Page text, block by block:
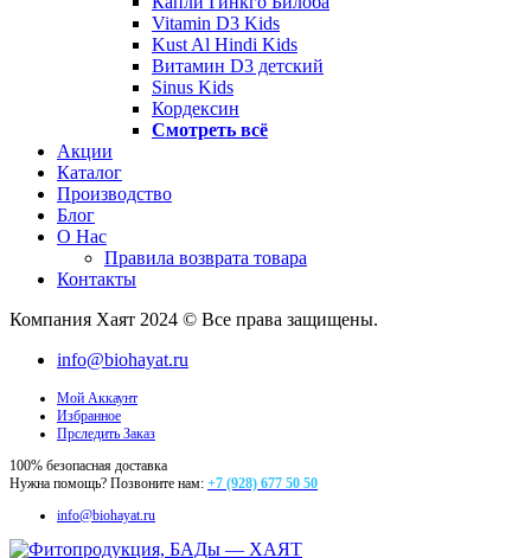
Vitamin D3 Kids
Kust Al Hindi Kids
Витамин D3 детский
Sinus Kids
Кордексин
Смотреть всё
Акции
Каталог
Производство
Блог
О Нас
Правила возврата товара
Контакты
Компания Хаят 2024 © Все права защищены.
info@biohayat.ru
Мой Аккаунт
Избранное
Прследить Заказ
100% безопасная доставка
Нужна помощь? Позвоните нам: +7 (928) 677 50 50
info@biohayat.ru